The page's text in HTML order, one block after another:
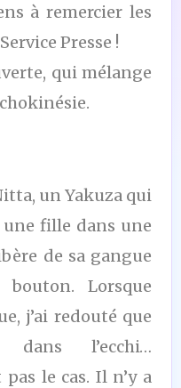
à remercier les
Presse !
qui mélange
un Yakuza qui
fille dans une
de sa gangue
Lorsque
j’ai redouté que
l’ecchi…
pas le cas. Il n’y a